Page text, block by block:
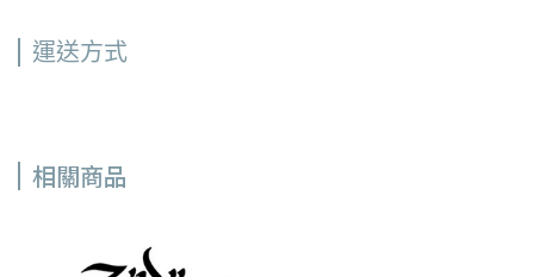
運送方式
相關商品